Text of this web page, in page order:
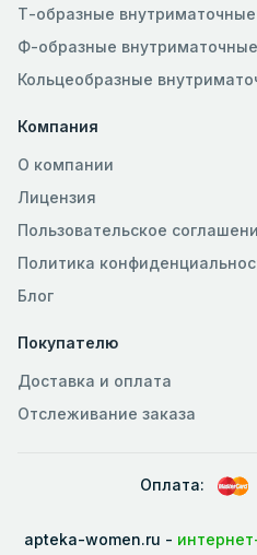
Т-образные
Ф-образные
Кольцеобразные
Компания
О компании
Лицензия
Пользовательское
Политика
Блог
Покупателю
Доставка и оплата
Отслеживание заказа
Оплата:
apteka-women.ru -